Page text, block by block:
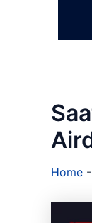
Home -